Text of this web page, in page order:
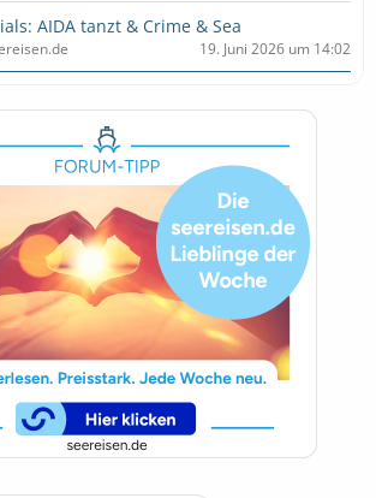
AIDA tanzt & Crime & Sea
19. Juni 2026 um 14:02